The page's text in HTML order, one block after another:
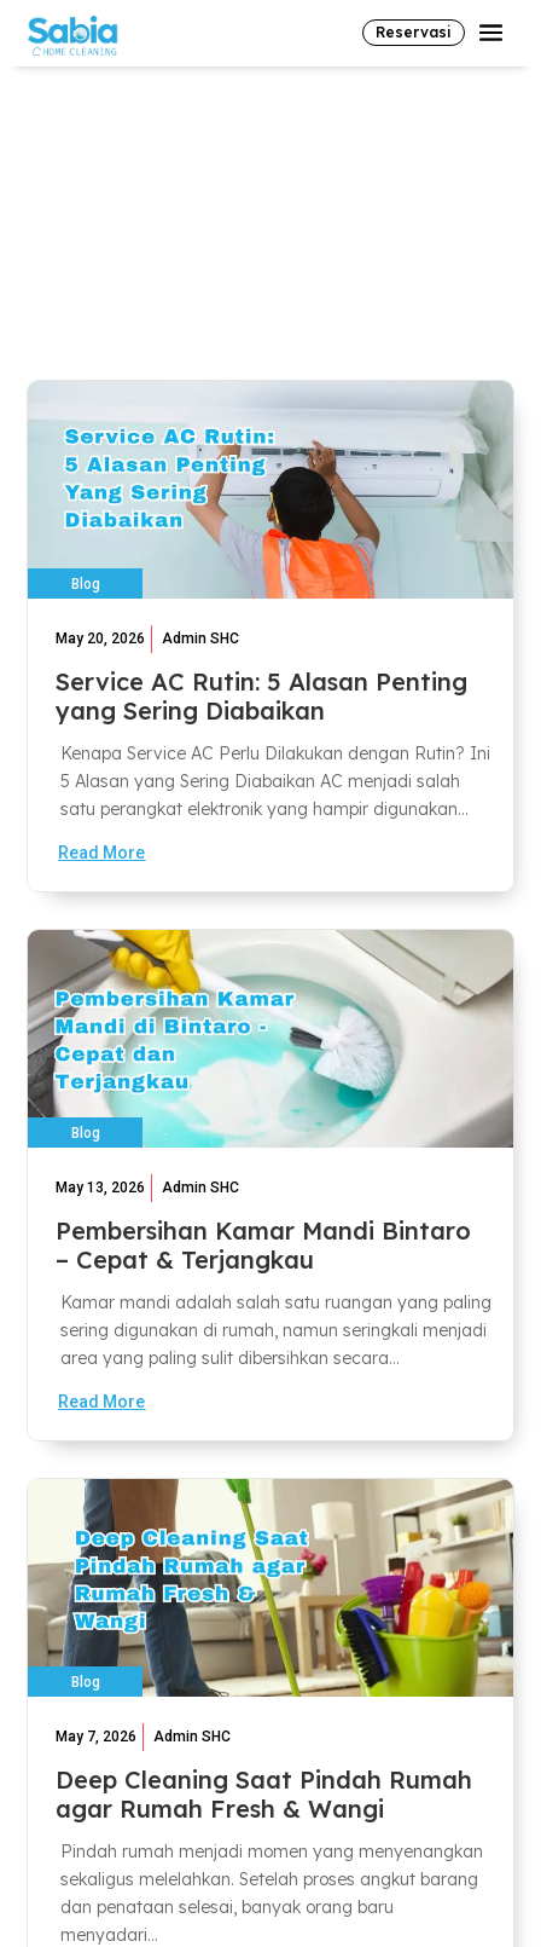
Reservasi
Blog
May 20, 2026 Admin SHC
Service AC Rutin: 5 Alasan Penting
yang Sering Diabaikan
Kenapa Service AC Perlu Dilakukan dengan Rutin? Ini
5 Alasan yang Sering Diabaikan AC menjadi salah
satu perangkat elektronik yang hampir digunakan...
Read More
Blog
May 13, 2026 Admin SHC
Pembersihan Kamar Mandi Bintaro
– Cepat & Terjangkau
Kamar mandi adalah salah satu ruangan yang paling
sering digunakan di rumah, namun seringkali menjadi
area yang paling sulit dibersihkan secara...
Read More
Blog
May 7, 2026 Admin SHC
Deep Cleaning Saat Pindah Rumah
agar Rumah Fresh & Wangi
Pindah rumah menjadi momen yang menyenangkan
sekaligus melelahkan. Setelah proses angkut barang
dan penataan selesai, banyak orang baru
menyadari...